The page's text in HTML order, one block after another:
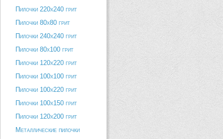
Пилочки 220х240 грит
Пилочки 80х80 грит
Пилочки 240х240 грит
Пилочки 80х100 грит
Пилочки 120х220 грит
Пилочки 100х100 грит
Пилочки 100х220 грит
Пилочки 100х150 грит
Пилочки 120х200 грит
Металлические пилочки